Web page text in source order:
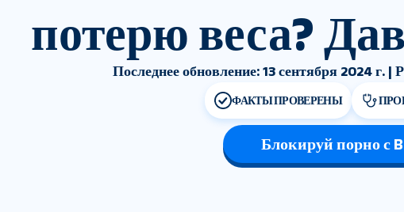
потерю веса?
Последнее обновление: 13 сентября 2024 г.
ФАКТЫ ПРОВЕРЕНЫ
Блокируй порно с